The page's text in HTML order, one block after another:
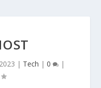
| Tech | 0 |